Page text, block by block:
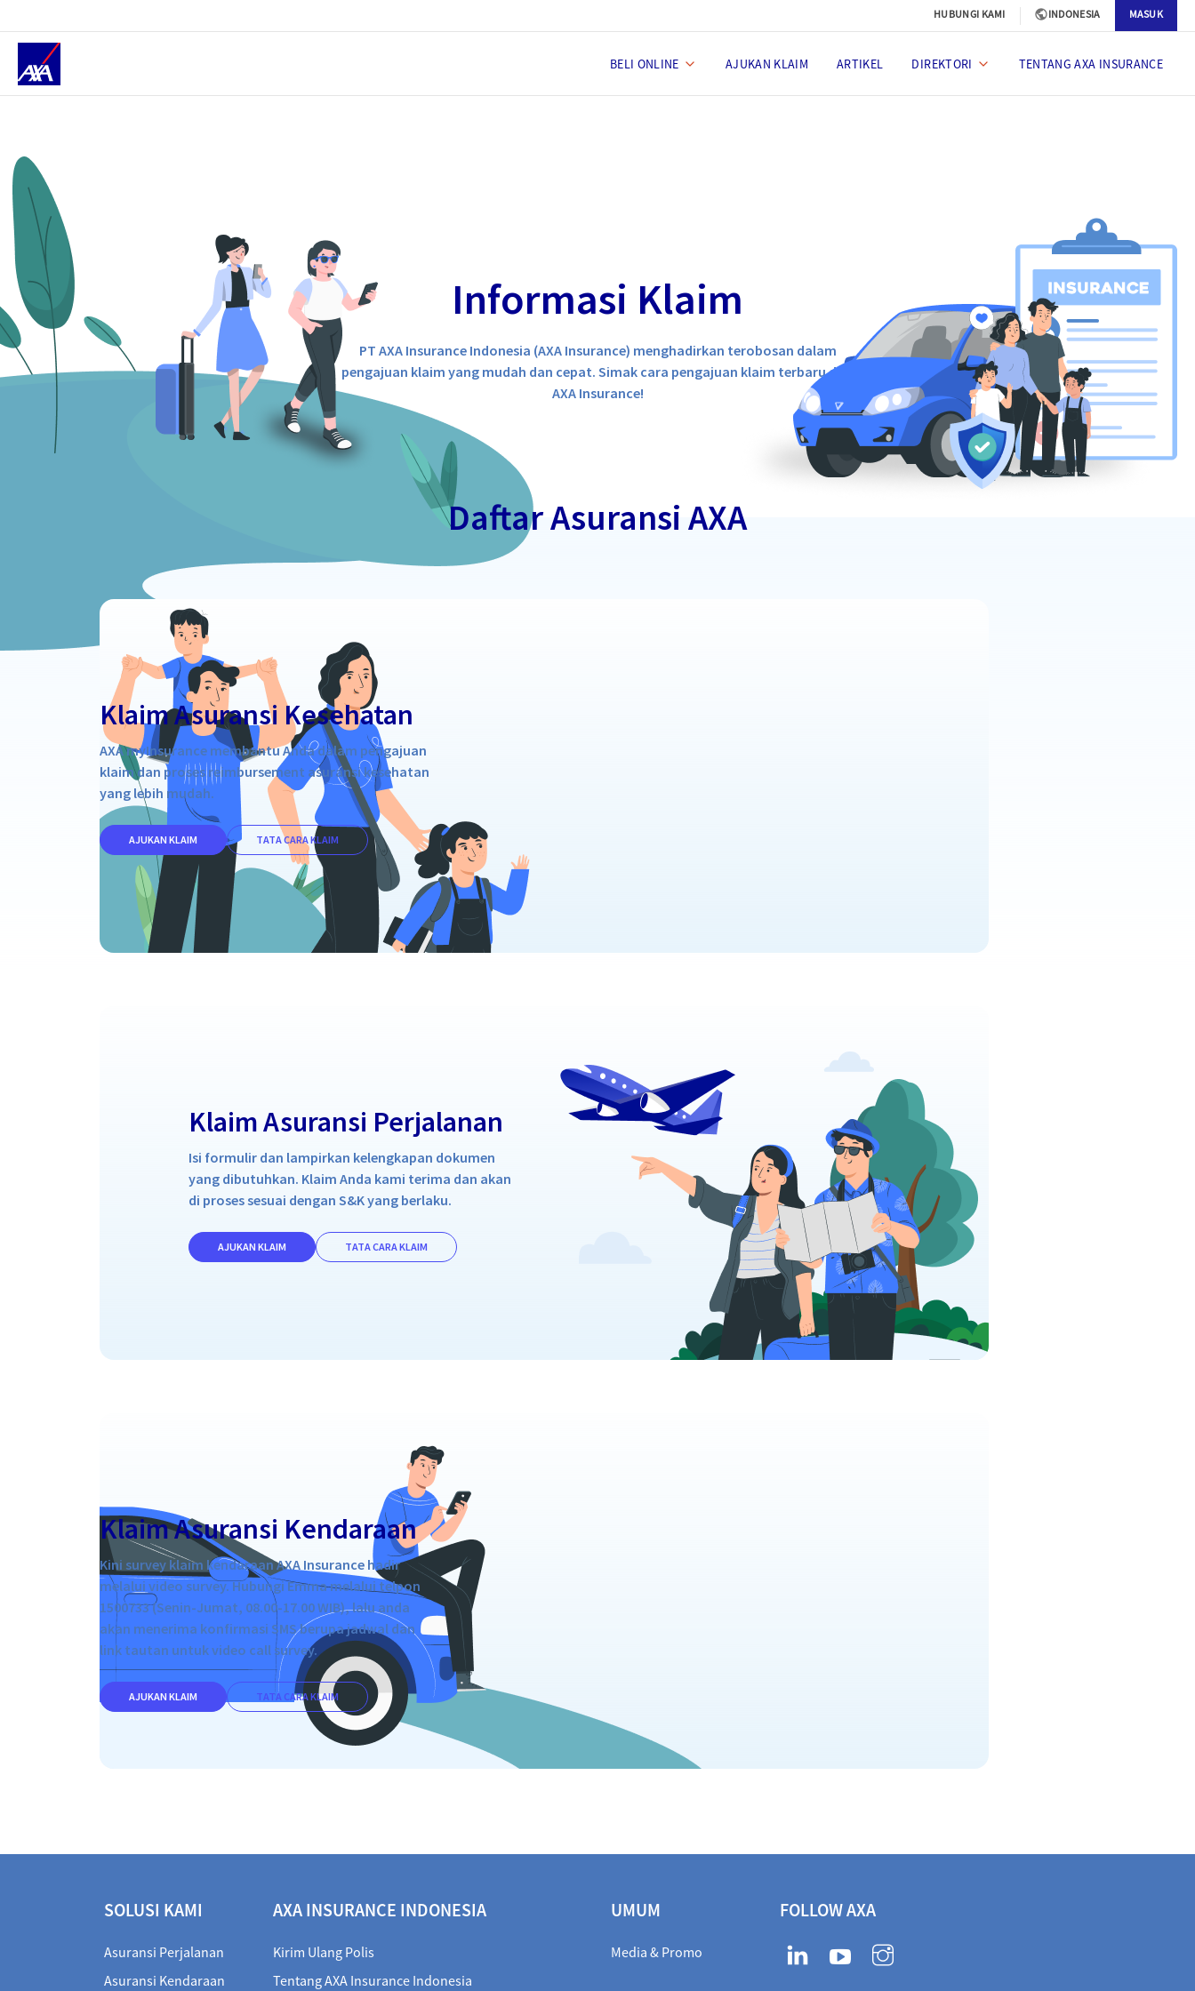
HUBUNGI KAMI INDONESIA MASUK
BELI ONLINE AJUKAN KLAIM ARTIKEL DIREKTORI TENTANG AXA INSURANCE
Informasi Klaim
PT AXA Insurance Indonesia (AXA Insurance) menghadirkan terobosan dalam
pengajuan klaim yang mudah dan cepat. Simak cara pengajuan klaim terbaru dari
AXA Insurance!
Daftar Asuransi AXA
Klaim Asuransi Kesehatan
AXA myInsurance membantu Anda dalam pengajuan
klaim dan proses reimbursement asuransi kesehatan
yang lebih mudah.
AJUKAN KLAIM TATA CARA KLAIM
Klaim Asuransi Perjalanan
Isi formulir dan lampirkan kelengkapan dokumen
yang dibutuhkan. Klaim Anda kami terima dan akan
di proses sesuai dengan S&K yang berlaku.
AJUKAN KLAIM TATA CARA KLAIM
Klaim Asuransi Kendaraan
Kini survey klaim kendaraan AXA Insurance hadir
melalui video survey. Hubungi Emma melalui telpon
1500733 (Senin-Jumat, 08.00-17.00 WIB), lalu anda
akan menerima konfirmasi SMS berupa jadwal dan
link tautan untuk video call survey.
AJUKAN KLAIM TATA CARA KLAIM
SOLUSI KAMI AXA INSURANCE INDONESIA UMUM
Asuransi Perjalanan
Asuransi Kendaraan
Kirim Ulang Polis
Tentang AXA Insurance Indonesia
Media & Promo
FOLLOW AXA